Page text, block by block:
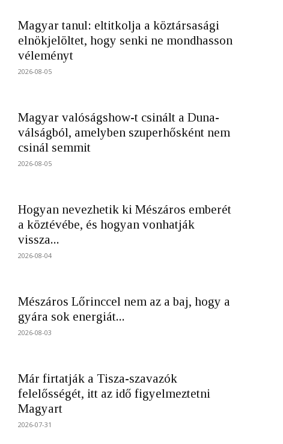
Magyar tanul: eltitkolja a köztársasági
elnökjelöltet, hogy senki ne mondhasson
véleményt
2026-08-05
Magyar valóságshow-t csinált a Duna-
válságból, amelyben szuperhősként nem
csinál semmit
2026-08-05
Hogyan nevezhetik ki Mészáros emberét
a köztévébe, és hogyan vonhatják
vissza...
2026-08-04
Mészáros Lőrinccel nem az a baj, hogy a
gyára sok energiát...
2026-08-03
Már firtatják a Tisza-szavazók
felelősségét, itt az idő figyelmeztetni
Magyart
2026-07-31